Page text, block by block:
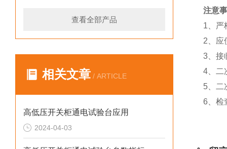
查看全部产品
相关文章 / ARTICLE
高低压开关柜通电试验台应用
2024-04-03
注意
1、严
2、应
3、接
4、二
5、二
6、检